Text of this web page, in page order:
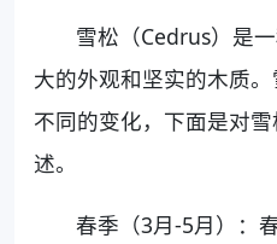
雪松（Cedrus）是
大的外观和坚实的木质
不同的变化，下面是对
述。
春季（3月-5月）：